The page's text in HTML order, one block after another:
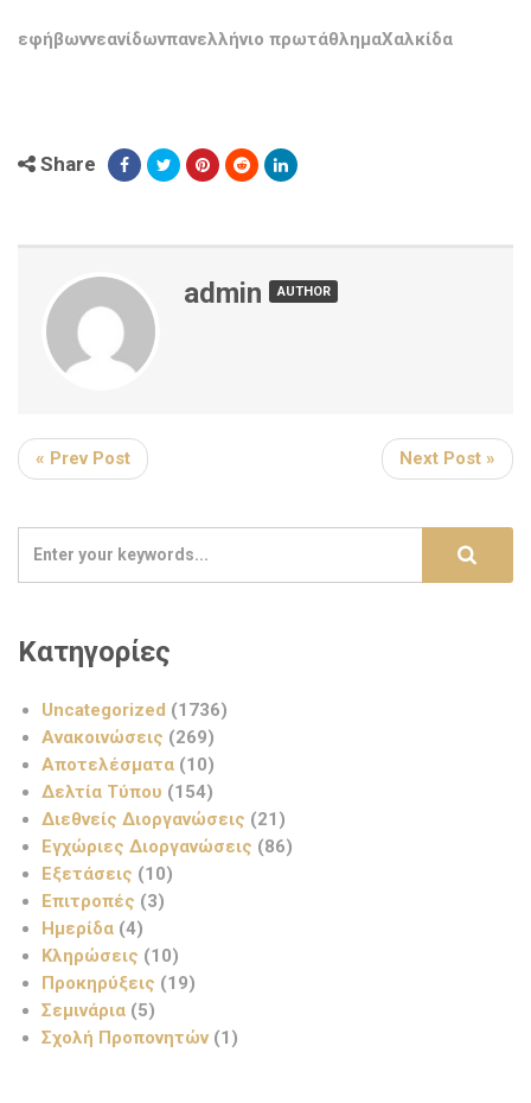
εφήβωννεανίδωνπανελλήνιο πρωτάθλημαΧαλκίδα
Share
admin AUTHOR
« Prev Post Next Post »
Κατηγορίες
Uncategorized (1736)
Ανακοινώσεις (269)
Αποτελέσματα (10)
Δελτία Τύπου (154)
Διεθνείς Διοργανώσεις (21)
Εγχώριες Διοργανώσεις (86)
Εξετάσεις (10)
Επιτροπές (3)
Ημερίδα (4)
Κληρώσεις (10)
Προκηρύξεις (19)
Σεμινάρια (5)
Σχολή Προπονητών (1)